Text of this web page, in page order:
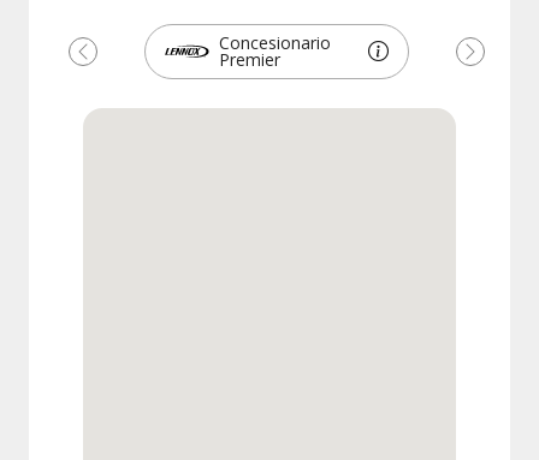
Concesionario
Premier
Anterior